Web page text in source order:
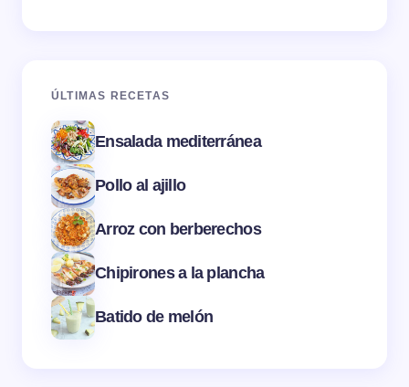
ÚLTIMAS RECETAS
Ensalada mediterránea
Pollo al ajillo
Arroz con berberechos
Chipirones a la plancha
Batido de melón